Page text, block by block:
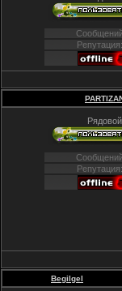
Репутация:
Рядовой
Репутация:
Begilgel